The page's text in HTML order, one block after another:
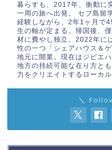
暮らすも、2017年、衝動に
一周の旅へ出発。 セブ島留
経験しながら、2年1ヶ月で
生の軸が定まる。帰国後、
材に費やし独立。2022年に
性の一つ「シェアハウス＆
地元に開業。現在はジビエ
地方の持続可能な在り方と
力をクリエイトするローカ
＼